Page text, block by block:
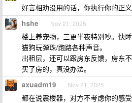
好言相劝没用的话，你执行你的正
hshe Nov 21, 2025
楼上养宠物，三更半夜特别吵。快
猫狗玩弹珠/跑路各种声音。
出租层，还可以跟房东反馈，房东
买了房的，真没办法。
axuadm19 Nov 21, 2025
都在说震楼器，对方不考虑你的感